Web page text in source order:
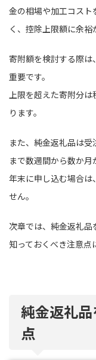
金の相場や加工コスト
く、控除上限額に余裕
寄附額を検討する際
重要です。
上限を超えた寄附分は
ります。
また、純金返礼品は
まで数週間から数か月
年末に申し込む場合は
せん。
次章では、純金返礼品
知っておくべき注意点
純金返礼
点